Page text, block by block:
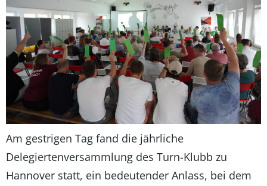
Am gestrigen Tag fand die jährliche
Delegiertenversammlung des Turn-Klubb zu
Hannover statt, ein bedeutender Anlass, bei dem